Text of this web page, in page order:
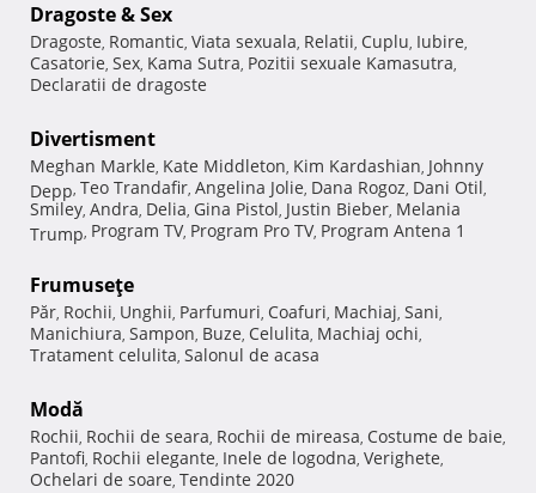
Dragoste & Sex
Dragoste, Romantic, Viata sexuala, Relatii, Cuplu, Iubire,
Casatorie, Sex, Kama Sutra, Pozitii sexuale Kamasutra,
Declaratii de dragoste
Divertisment
Meghan Markle, Kate Middleton, Kim Kardashian, Johnny
Depp, Teo Trandafir, Angelina Jolie, Dana Rogoz, Dani Otil,
Smiley, Andra, Delia, Gina Pistol, Justin Bieber, Melania
Trump, Program TV, Program Pro TV, Program Antena 1
Frumuseţe
Păr, Rochii, Unghii, Parfumuri, Coafuri, Machiaj, Sani,
Manichiura, Sampon, Buze, Celulita, Machiaj ochi,
Tratament celulita, Salonul de acasa
Modă
Rochii, Rochii de seara, Rochii de mireasa, Costume de baie,
Pantofi, Rochii elegante, Inele de logodna, Verighete,
Ochelari de soare, Tendinte 2020